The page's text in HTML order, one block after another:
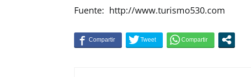
Fuente: http://www.turismo530.com